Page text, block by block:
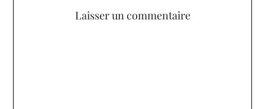
Laisser un commentaire